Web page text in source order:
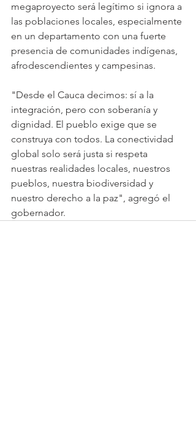
megaproyecto será legítimo si ignora a
las poblaciones locales, especialmente
en un departamento con una fuerte
presencia de comunidades indígenas,
afrodescendientes y campesinas.
"Desde el Cauca decimos: sí a la
integración, pero con soberanía y
dignidad. El pueblo exige que se
construya con todos. La conectividad
global solo será justa si respeta
nuestras realidades locales, nuestros
pueblos, nuestra biodiversidad y
nuestro derecho a la paz", agregó el
gobernador.